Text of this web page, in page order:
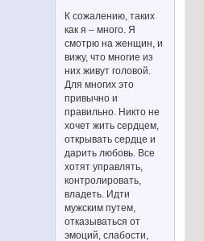
К сожалению, таких
как я – много. Я
смотрю на женщин, и
вижу, что многие из
них живут головой.
Для многих это
привычно и
правильно. Никто не
хочет жить сердцем,
открывать сердце и
дарить любовь. Все
хотят управлять,
контролировать,
владеть. Идти
мужским путем,
отказываться от
эмоций, слабости,